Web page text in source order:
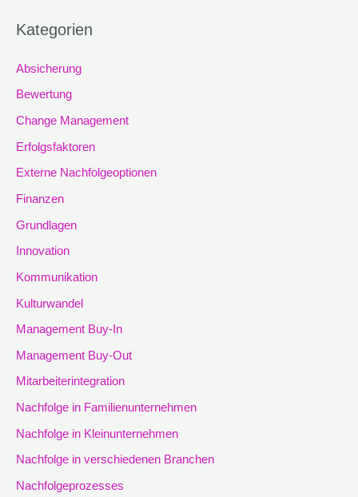
Kategorien
Absicherung
Bewertung
Change Management
Erfolgsfaktoren
Externe Nachfolgeoptionen
Finanzen
Grundlagen
Innovation
Kommunikation
Kulturwandel
Management Buy-In
Management Buy-Out
Mitarbeiterintegration
Nachfolge in Familienunternehmen
Nachfolge in Kleinunternehmen
Nachfolge in verschiedenen Branchen
Nachfolgeprozesses